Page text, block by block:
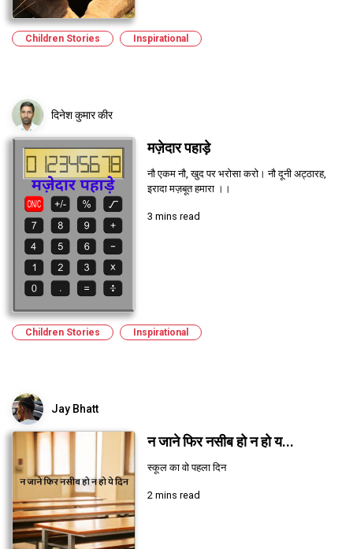
Children Stories Inspirational
दिनेश कुमार कीर
मज़ेदार पहाड़े
नौ एकम नौ, खुद पर भरोसा करो। नौ दूनी अट्ठारह,
इरादा मज़बूत हमारा ।।
3 mins read
Children Stories Inspirational
Jay Bhatt
न जाने फिर नसीब हो न हो य...
स्कूल का वो पहला दिन
2 mins read